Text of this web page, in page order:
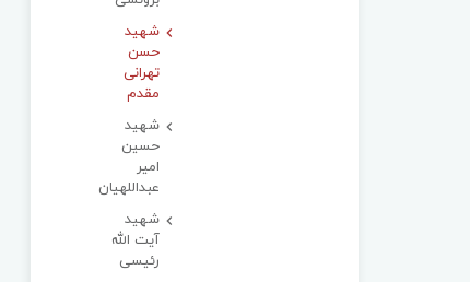
شهید
حسن
تهرانی
مقدم
شهید
حسین
امیر
عبداللهیان
شهید
آیت الله
رئیسی